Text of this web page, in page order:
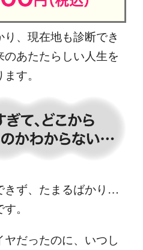
、現在地も診断でき
あたたらしい人生を
す。
きず、たまるばかり…
。
だったのに、いつし